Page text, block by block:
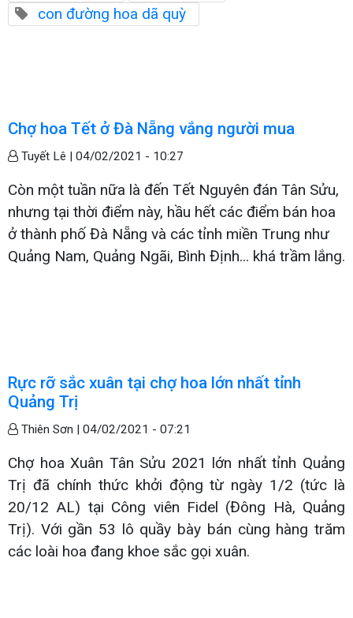
con đường hoa dã quỳ
Chợ hoa Tết ở Đà Nẵng vắng người mua
Tuyết Lê | 04/02/2021 - 10:27
Còn một tuần nữa là đến Tết Nguyên đán Tân Sửu,
nhưng tại thời điểm này, hầu hết các điểm bán hoa
ở thành phố Đà Nẵng và các tỉnh miền Trung như
Quảng Nam, Quảng Ngãi, Bình Định... khá trầm lắng.
Rực rỡ sắc xuân tại chợ hoa lớn nhất tỉnh
Quảng Trị
Thiên Sơn | 04/02/2021 - 07:21
Chợ hoa Xuân Tân Sửu 2021 lớn nhất tỉnh Quảng
Trị đã chính thức khởi động từ ngày 1/2 (tức là
20/12 AL) tại Công viên Fidel (Đông Hà, Quảng
Trị). Với gần 53 lô quầy bày bán cùng hàng trăm
các loài hoa đang khoe sắc gọi xuân.